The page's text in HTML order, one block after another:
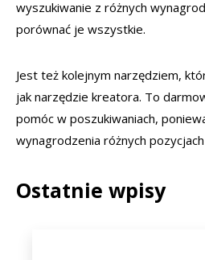
wyszukiwanie z różnych
porównać je wszystkie.
Jest też kolejnym narzędziem,
jak narzędzie kreatora. To
pomóc w poszukiwaniach,
wynagrodzenia różnych
Ostatnie wpisy